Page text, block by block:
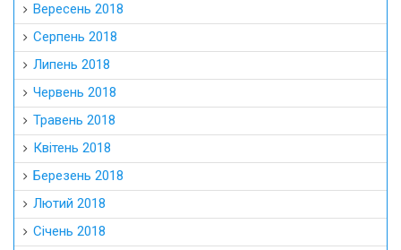
Вересень 2018
Серпень 2018
Липень 2018
Червень 2018
Травень 2018
Квітень 2018
Березень 2018
Лютий 2018
Січень 2018